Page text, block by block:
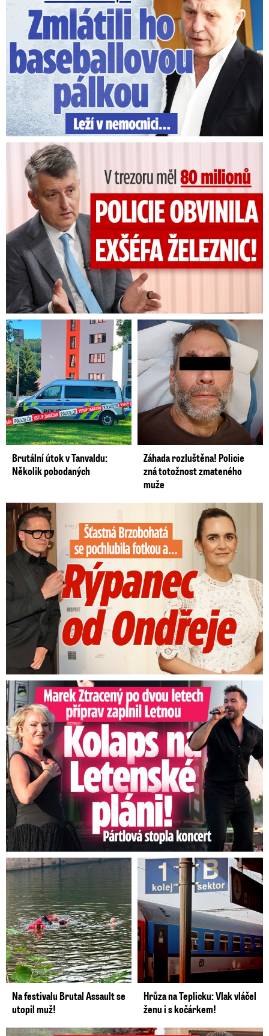
V trezoru měl 80 milionů: Policie obvinila exšéfa železnic!
Brutální útok v Tanvaldu:
Několik pobodaných
Záhada rozluštěna! Policie
zná totožnost zmateného
muže
Šťastná Brzobohatá se pochlubila fotkou: Rýpanec od Ondřeje
Marek Ztracený na Letné: Pártlová stopla koncert
Na festivalu Brutal Assault se
utopil muž!
Hrůza na Teplicku: Vlak vláčel
ženu i s kočárkem!